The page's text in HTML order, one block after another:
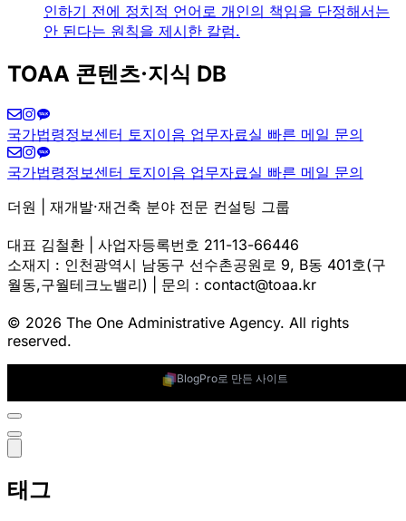
인하기 전에 정치적 언어로 개인의 책임을 단정해서는
안 된다는 원칙을 제시한 칼럼.
TOAA 콘텐츠·지식 DB
국가법령정보센터 토지이음 업무자료실 빠른 메일 문의
국가법령정보센터 토지이음 업무자료실 빠른 메일 문의
더원 | 재개발·재건축 분야 전문 컨설팅 그룹
대표 김철환 | 사업자등록번호 211-13-66446
소재지 : 인천광역시 남동구 선수촌공원로 9, B동 401호(구
월동,구월테크노밸리) | 문의 : contact@toaa.kr
© 2026 The One Administrative Agency. All rights
reserved.
BlogPro로 만든 사이트
태그